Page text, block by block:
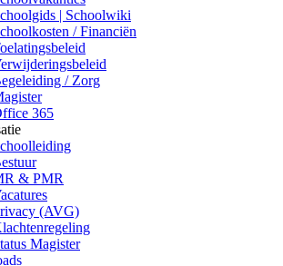
| Schoolwiki
/ Financiën
/ Zorg
365
& PMR
(AVG)
Magister